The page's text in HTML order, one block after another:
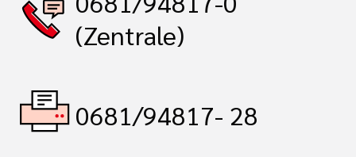
(Zentrale)
0681/94817- 28